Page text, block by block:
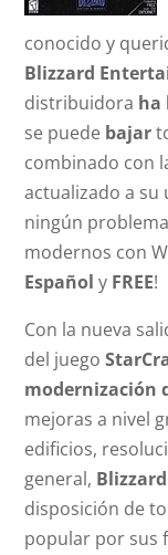
conocido y
Blizzard
distribuidora ha
se puede bajar
combinado con
actualizado a su
ningún
modernos con
Español y FREE!
Con la nueva
del juego
modernización
mejoras a nivel
edificios,
general,
disposición de
popular por sus